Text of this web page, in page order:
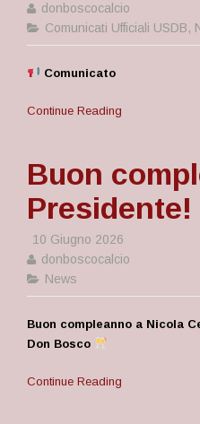
donboscocalcio
Comunicati Ufficiali USDB,
Comunicato
Continue Reading
Buon
Presidente!
10 Giugno 2026
donboscocalcio
News
Buon compleanno a Nicola
Don Bosco
Continue Reading